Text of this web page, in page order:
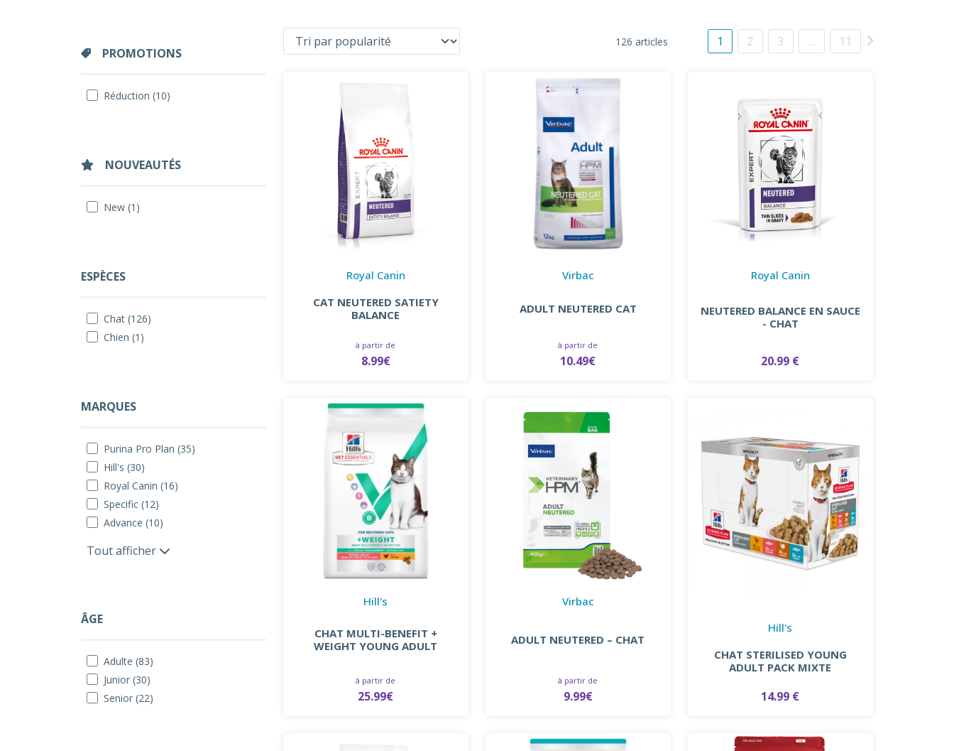
PROMOTIONS
Réduction (10)
NOUVEAUTÉS
New (1)
ESPÈCES
Chat (126)
Chien (1)
MARQUES
Purina Pro Plan (35)
Hill's (30)
Royal Canin (16)
Specific (12)
Advance (10)
Tout afficher
ÂGE
Adulte (83)
Junior (30)
Senior (22)
126 articles 1 2 3 … 11
Royal Canin
CAT NEUTERED SATIETY
BALANCE
à partir de
8.99€
Virbac
ADULT NEUTERED CAT
à partir de
10.49€
Royal Canin
NEUTERED BALANCE EN SAUCE
- CHAT
20.99 €
Hill's
CHAT MULTI-BENEFIT +
WEIGHT YOUNG ADULT
à partir de
25.99€
Virbac
ADULT NEUTERED – CHAT
à partir de
9.99€
Hill's
CHAT STERILISED YOUNG
ADULT PACK MIXTE
14.99 €